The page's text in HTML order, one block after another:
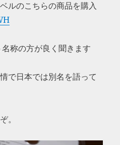
ルのこちらの商品を購入
称の方が良く聞きます
で日本では別名を語って
。